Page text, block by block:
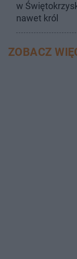
w
nawet król
ZOBACZ